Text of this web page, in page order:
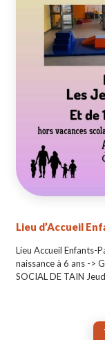
Lieu d’Accueil
Lieu Accueil Enfants-
naissance à 6 ans ->
SOCIAL DE TAIN